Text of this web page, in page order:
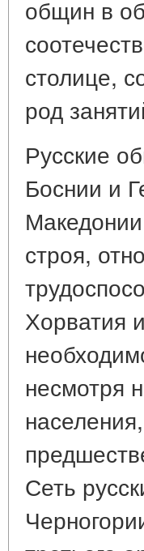
общин в
столице,
род
Русские
Боснии и
строя,
Хорватия
несмотря
Сеть